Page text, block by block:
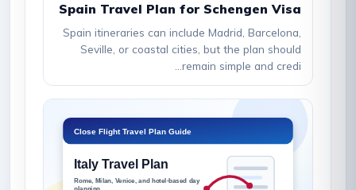
Spain Travel Plan for Schengen Visa
Spain itineraries can include Madrid, Barcelona,
Seville, or coastal cities, but the plan should
remain simple and credi...